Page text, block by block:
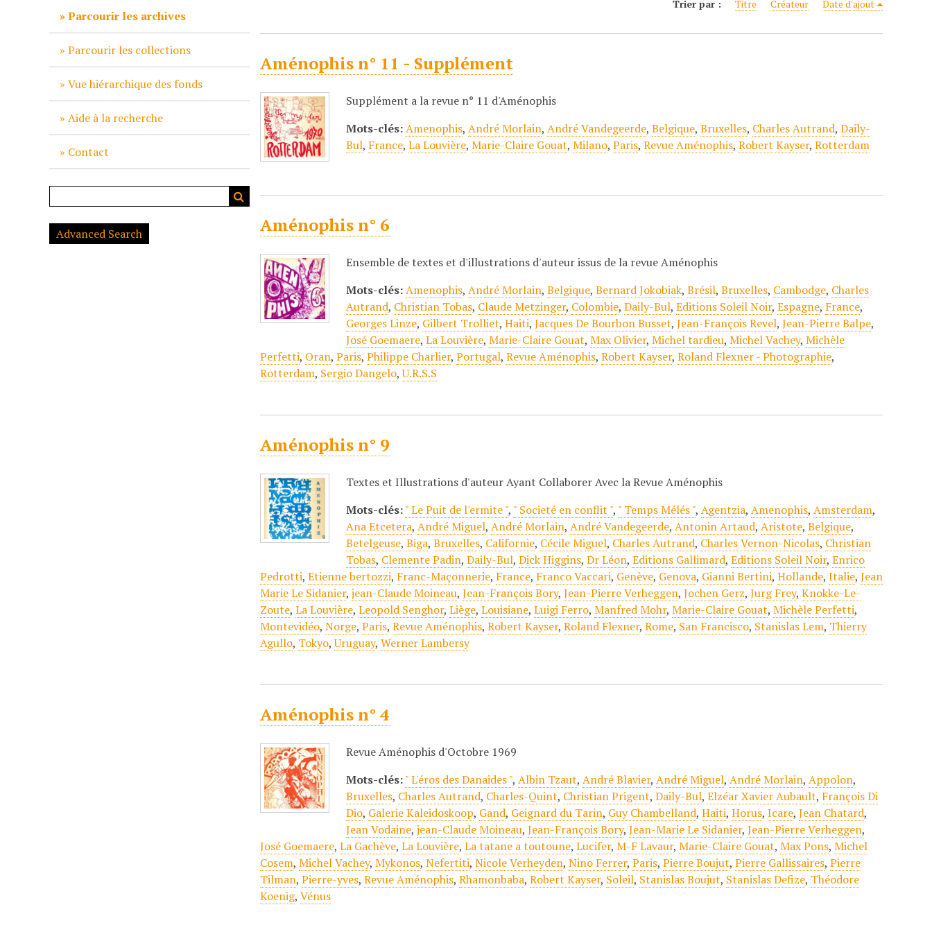
Parcourir les archives
Parcourir les collections
Vue hiérarchique des fonds
Aide à la recherche
Contact
Advanced Search
Trier par : Titre Créateur Date d'ajout
Aménophis n° 11 - Supplément
Supplément a la revue n° 11 d'Aménophis
Mots-clés:Amenophis,André Morlain,André Vandegeerde,Belgique,Bruxelles, Charles Autrand,Daily-
Bul, France,La Louvière,Marie-Claire Gouat,Milano,Paris,Revue Aménophis,Robert Kayser,Rotterdam
Aménophis n° 6
Ensemble de textes et d'illustrations d'auteur issus de la revue Aménophis
Mots-clés:Amenophis,André Morlain,Belgique,Bernard Jokobiak,Brésil,Bruxelles, Cambodge, Charles
Autrand, Christian Tobas, Claude Metzinger, Colombie,Daily-Bul,Editions Soleil Noir,Espagne, France,
Georges Linze, Gilbert Trolliet,Haiti,Jacques De Bourbon Busset,Jean-François Revel,Jean-Pierre Balpe,
José Goemaere,La Louvière,Marie-Claire Gouat,Max Olivier,Michel tardieu,Michel Vachey,Michèle
Perfetti, Oran,Paris,Philippe Charlier,Portugal,Revue Aménophis,Robert Kayser,Roland Flexner - Photographie,
Rotterdam, Sergio Dangelo,U.R.S.S
Aménophis n° 9
Textes et Illustrations d'auteur Ayant Collaborer Avec la Revue Aménophis
Mots-clés:" Le Puit de l'ermite ", " Societé en conflit ", " Temps Mélés ",Agentzia,Amenophis,Amsterdam,
Ana Etcetera,André Miguel,André Morlain,André Vandegeerde,Antonin Artaud,Aristote,Belgique,
Betelgeuse,Biga,Bruxelles, Californie, Cécile Miguel, Charles Autrand, Charles Vernon-Nicolas, Christian
Tobas, Clemente Padin,Daily-Bul,Dick Higgins,Dr Léon,Editions Gallimard,Editions Soleil Noir,Enrico
Pedrotti,Etienne bertozzi, Franc-Maçonnerie, France, Franco Vaccari, Genève, Genova, Gianni Bertini,Hollande,Italie,Jean
Marie Le Sidanier,jean-Claude Moineau,Jean-François Bory,Jean-Pierre Verheggen,Jochen Gerz,Jurg Frey,Knokke-Le-
Zoute,La Louvière,Leopold Senghor,Liège,Louisiane,Luigi Ferro,Manfred Mohr,Marie-Claire Gouat,Michèle Perfetti,
Montevidéo,Norge,Paris,Revue Aménophis,Robert Kayser,Roland Flexner,Rome, San Francisco, Stanislas Lem, Thierry
Agullo, Tokyo,Uruguay,Werner Lambersy
Aménophis n° 4
Revue Aménophis d'Octobre 1969
Mots-clés:" L'éros des Danaides ",Albin Tzaut,André Blavier,André Miguel,André Morlain,Appolon,
Bruxelles, Charles Autrand, Charles-Quint, Christian Prigent,Daily-Bul,Elzéar Xavier Aubault, François Di
Dio, Galerie Kaleidoskoop, Gand, Geignard du Tarin, Guy Chambelland,Haiti,Horus,Icare,Jean Chatard,
Jean Vodaine,jean-Claude Moineau,Jean-François Bory,Jean-Marie Le Sidanier,Jean-Pierre Verheggen,
José Goemaere,La Gachève,La Louvière,La tatane a toutoune,Lucifer,M-F Lavaur,Marie-Claire Gouat,Max Pons,Michel
Cosem,Michel Vachey,Mykonos,Nefertiti,Nicole Verheyden,Nino Ferrer,Paris,Pierre Boujut,Pierre Gallissaires,Pierre
Tilman,Pierre-yves,Revue Aménophis,Rhamonbaba,Robert Kayser, Soleil, Stanislas Boujut, Stanislas Defize, Théodore
Koenig,Vénus